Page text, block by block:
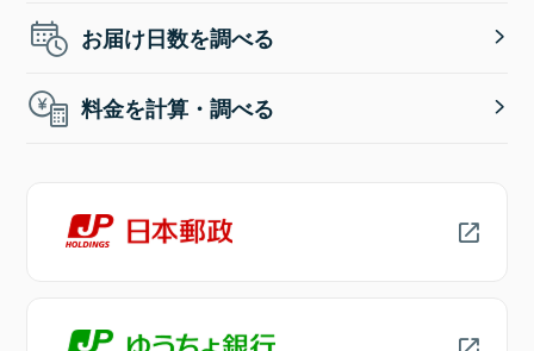
お届け日数を調べる
料金を計算・調べる